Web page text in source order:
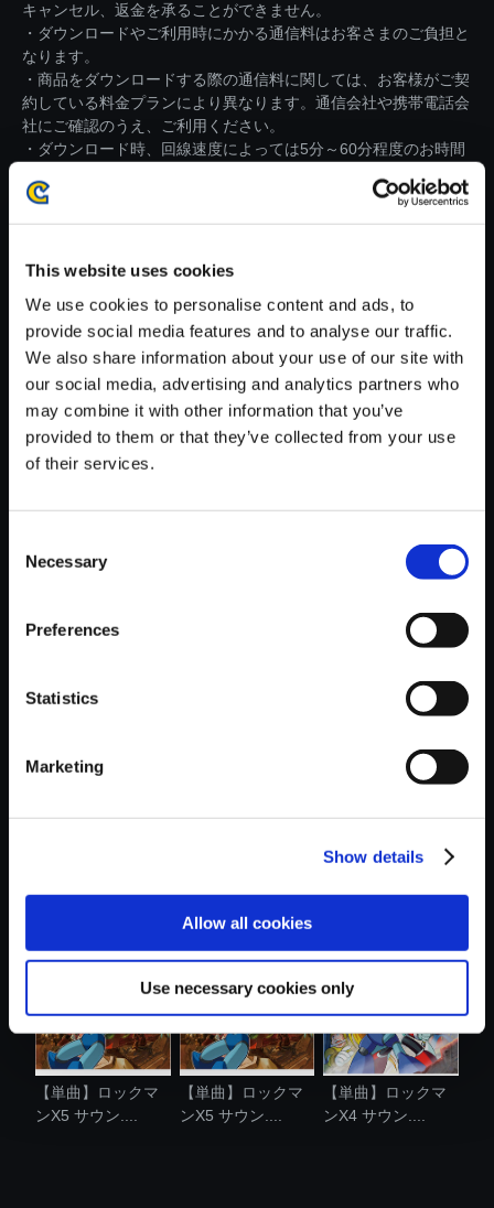
This website uses cookies
We use cookies to personalise content and ads, to
provide social media features and to analyse our traffic.
We also share information about your use of our site with
our social media, advertising and analytics partners who
may combine it with other information that you’ve
provided to them or that they’ve collected from your use
of their services.
Selection
Necessary
Preferences
Statistics
Marketing
Show details
Allow all cookies
Use necessary cookies only
キャンセル、返金を承ることができません。
・ダウンロードやご利用時にかかる通信料はお客さまのご負担と
なります。
・商品をダウンロードする際の通信料に関しては、お客様がご契
約している料金プランにより異なります。通信会社や携帯電話会
社にご確認のうえ、ご利用ください。
・ダウンロード時、回線速度によっては5分～60分程度のお時間
※ご購入いただいたファイルのダウンロードの際には、通信環境
【単曲】ロックマン4 サウンド
コレクション STAGE CLEAR
150円
おすすめ商品
ンX7 サウン....
ンX3 サウン....
ンX8 サウン....
【単曲】ロックマ
ンX5 サウン....
【単曲】ロックマ
ンX5 サウン....
【単曲】ロックマ
ンX4 サウン....